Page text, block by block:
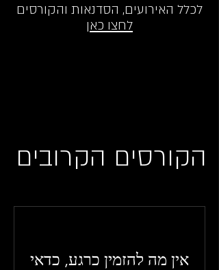
לכלל האירועים, הסדנאות והקורסים
לחצו כאן
הקורסים הקרובים
אין מה להזמין כרגע, כדאי